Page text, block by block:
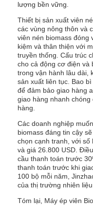
lượng bền vững.
Thiết bị sản xuất viên
các vùng nông thôn và
viên nén biomass đóng
kiệm và thân thiện với
truyền thống. Cấu trúc
cho cả động cơ điện và
trong vận hành lâu dài,
sản xuất liên tục. Bao
để đảm bảo giao hàng
giao hàng nhanh
hàng.
Các doanh nghiệp
biomass đáng tin cậy
chọn cạnh tranh, với
và giá 26.800 USD.
cầu thanh toán trước
thanh toán trước khi
100 bộ mỗi năm,
của thị trường nhiên
Tóm lại, Máy ép viên